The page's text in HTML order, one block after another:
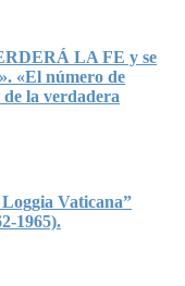
LA FE y se
«El número de
de la verdadera
Vaticana”
1965).